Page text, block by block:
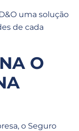
uma solução
de cada
O
o Seguro